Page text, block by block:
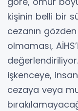
kişinin belli bir
cezanın
olmaması,
işkenceye,
cezaya veya